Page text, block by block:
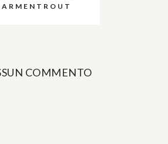
ARMENTROUT
COMMENTO